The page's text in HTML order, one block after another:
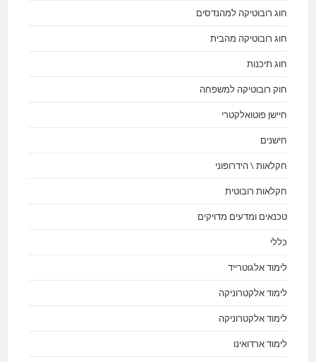
חוג רובוטיקה למהנדסים
חוג רובוטיקה מהבית
חוג תיכנות
חוק רובוטיקה למשפחה
חיישן פוטואלקטרי
חישנים
חקלאות \ הידרופוני
חקלאות רובוטית
טכנאים ומדעים מדויקים
כללי
לימוד אלגוטרייד
לימוד אלקטרוניקה
לימוד אלקטרוניקה
לימוד ארדואינו